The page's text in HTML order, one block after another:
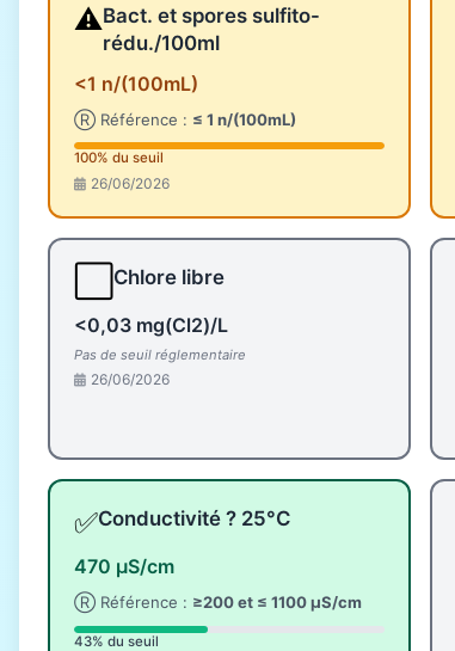
⚠️Bact. et spores sulfito-
rédu./100ml
<1 n/(100mL)
Ⓡ Référence : ≤ 1 n/(100mL)
100% du seuil
26/06/2026
Chlore libre
<0,03 mg(Cl2)/L
Pas de seuil réglementaire
26/06/2026
✅Conductivité ? 25°C
470 µS/cm
Ⓡ Référence : ≥200 et ≤ 1100 µS/cm
43% du seuil